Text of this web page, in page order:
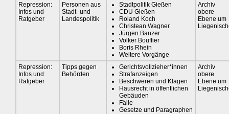
Repression:
Infos und
Ratgeber
Personen aus
Stadt- und
Landespolitik
Stadtpolitik Gießen
CDU Gießen
Roland Koch
Christean Wagner
Jürgen Banzer
Volker Bouffier
Boris Rhein
Weitere Vorgänge
Archiv
obere
Ebene um
Repression:
Infos und
Ratgeber
Tipps gegen
Behörden
Gerichtsvollzieher*innen
Strafanzeigen
Beschweren und Klagen
Hausrecht in öffentlichen
Gebäuden
Fälle
Gesetze und Paragraphen
Archiv
obere
Ebene um